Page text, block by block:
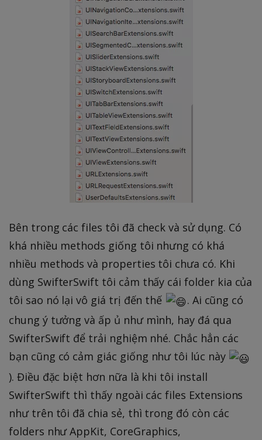
Bên trong các files tôi đã check và sử dụng. Có
khá nhiều methods giống tôi nhưng có khá
nhiều methods và properties tôi chưa có. Khi
dùng SwifterSwift tôi cảm thấy cái folder kia của
tôi sao nó lại vô giá trị đến thế
. Ai cũng có
chung ý tưởng và ấp ủ như mình, hay đá qua
SwifterSwift để trải nghiệm nhé. Chắc hẳn các
bạn cũng có cảm giác giống như tôi lúc này
). Điều đặc biệt hơn nữa là khi tôi install
SwifterSwift thì thấy ngoài các files Extensions
như trên tôi đã chia sẻ, thì trong đó còn các
folders như AppKit, CoreGraphics,